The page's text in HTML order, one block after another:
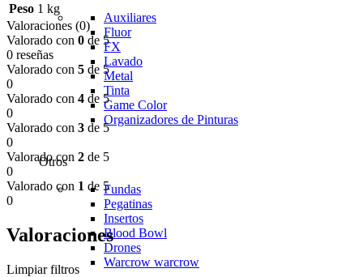
Auxiliares
Fluor
FX
Lavado
Metal
Tinta
Game Color
Organizadores de Pinturas
Otros
Fundas
Pegatinas
Insertos
Blood Bowl
Drones
Warcrow warcrow
Peso 1 kg
Valoraciones (0)
Valorado con 0 de 5
0 reseñas
Valorado con 5 de 5
0
Valorado con 4 de 5
0
Valorado con 3 de 5
0
Valorado con 2 de 5
0
Valorado con 1 de 5
0
Valoraciones
Limpiar filtros